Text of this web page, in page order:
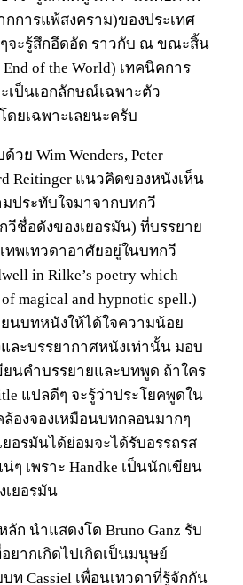
กการแพ้สงคราม)ของประเทศ
จะรู้สึกอึดอัด ราวกับ ณ ขณะสิ้น
of the World) เทคนิคการ
ป็นเอกลักษณ์เฉพาะตัว
ดยเฉพาะเลยนะครับ
ย Wim Wenders, Peter
Reitinger แนวคิดของหนังเห็น
มประทับใจมาจากบทกวี
วีชื่อดังของเยอรมัน) ที่บรรยาย
ทพเทวดาอาศัยอยู่ในบทกวี
in Rilke’s poetry which
magical and hypnotic spell.)
ยนบทหนังให้ได้ใจความน้อย
ละบรรยากาศหนังเท่านั้น มอบ
ยนคำบรรยายและบทพูด ถ้าใคร
แปลดีๆ จะรู้ว่าประโยคพูดใน
องจองเหมือนบทกลอนมากๆ
อรมันได้ย่อมจะได้รับอรรถรส
ๆ เพราะ Handke เป็นนักเขียน
เยอรมัน
ก นำแสดงโด Bruno Ganz รับ
ยากเกิดไปเกิดเป็นมนุษย์
บท Cassiel เพื่อนเทวดาที่รู้จักกัน